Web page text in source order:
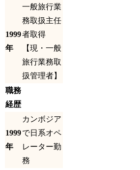
1999
年
一般旅行業
務取扱主任
者取得
【現・一般
旅行業務取
扱管理者】
職務
経歴
1999
年
カンボジア
で日系オペ
レーター勤
務